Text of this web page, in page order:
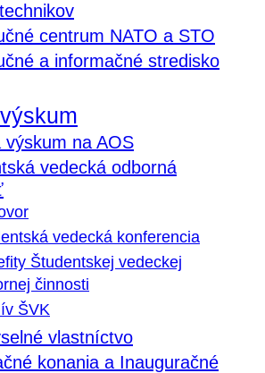
centrum NATO a STO
a informačné stredisko
výskum na AOS
vedecká odborná
vedecká konferencia
Študentskej vedeckej
činnosti
ŠVK
vlastníctvo
konania a Inauguračné